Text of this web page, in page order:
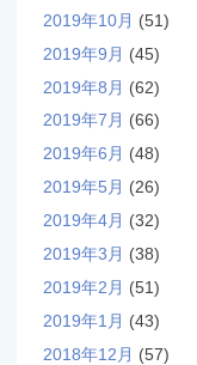
2019年10月 (51)
2019年9月 (45)
2019年8月 (62)
2019年7月 (66)
2019年6月 (48)
2019年5月 (26)
2019年4月 (32)
2019年3月 (38)
2019年2月 (51)
2019年1月 (43)
2018年12月 (57)